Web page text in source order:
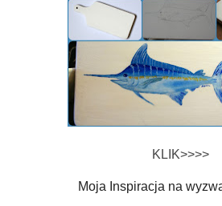
KLIK>>>>
Moja Inspiracja na